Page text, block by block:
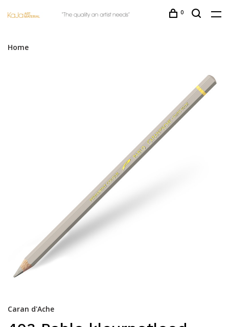
0
Home
Caran d'Ache